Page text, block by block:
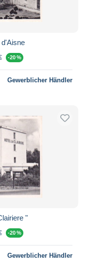
-20 %
Gewerblicher Händler
"
-20 %
Gewerblicher Händler